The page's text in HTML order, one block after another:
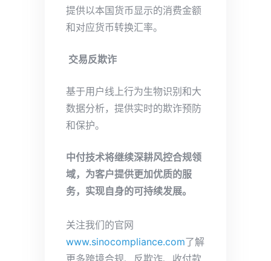
提供以本国货币显示的消费金额
和对应货币转换汇率。
交易反欺诈
基于用户线上行为生物识别和大
数据分析，提供实时的欺诈预防
和保护。
中付技术将继续深耕风控合规领
域，为客户提供更加优质的服
务，实现自身的可持续发展。
关注我们的官网
www.sinocompliance.com了解
更多跨境合规、反欺诈、收付款